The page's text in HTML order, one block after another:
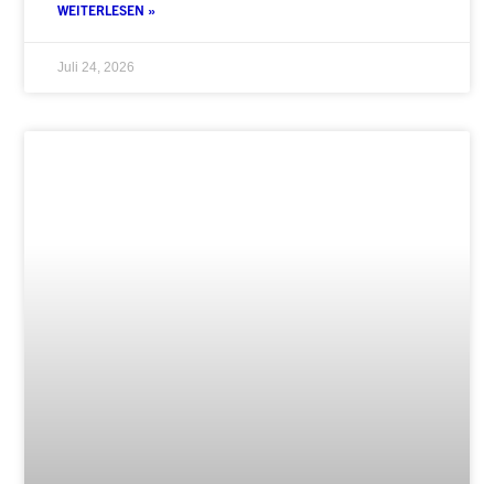
WEITERLESEN »
Juli 24, 2026